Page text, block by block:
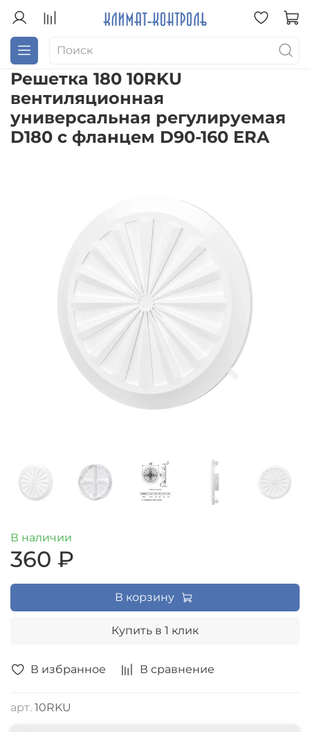
Решетка 180 10RKU
вентиляционная
универсальная регулируемая
D180 с фланцем D90-160 ERA
В избранное В сравнение
арт. 10RKU
В наличии
360 ₽
В корзину
Купить в 1 клик